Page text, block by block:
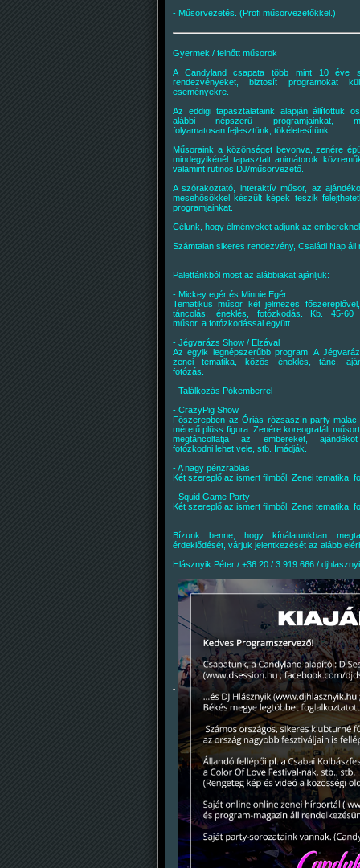
- Műsorvezetés. (Profi műsorvezetőkkel.)
Gyermek / felnőtt műsorok
A Candyland csapata több mint 10 éve
rendezvényeket, biztosít programokat
eseményekre.
Az eddigi tapasztalataink alapján állítottuk
alábbi népszerű programjainkat,
folyamatosan fejlesztünk, tökéletesítünk.
Műsoraink a közönséget bevonva, zenére
mindegyikénél tapasztalt animátorok
valamint rutinos DJ/műsorvezető.
A szórakoztató, interaktív műsor, az
mesehősökkel készült képek teszik
programjainkat.
Célunk, hogy élményeket adjunk az
Számtalan sikeres rendezvény, Családi Nap áll
Palettánkból most az alábbiakat ajánljuk:
- Mickey egér és Minnie Egér
Tematikus műsor két jelmezes
táncolás, éneklés, fotózkodás. Kb. 45-60
műsor, a fotózkodással együtt.
- Jégvarázs Show / Elzával
Az egyik legnépszerűbb program. A
zenei tematika, közös éneklés, tánc,
fotózás.
- Találkozás Pókemberrel
- CrazyPig Show
Főszerepben az Óriás rózsaszín party-
méretű plüss figura. Zenére koreografált
megtáncoltatja az embereket,
fotózkodni lehet vele, stb. Imádják.
- A nagy pénzrablás
Két szereplő az ismert filmből. Zenei tematika,
- Squid Game Party
Két szereplő az ismert filmből. Zenei tematika,
Bízunk benne, hogy kínálatunkban
érdeklődését, várjuk jelentkezését az alább
Hlásznyik Péter / +36 20 / 3 919 666 /